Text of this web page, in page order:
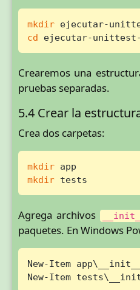
mkdir
cd ejecutar-unittest-
Crearemos una
pruebas separadas.
5.4 Crear la
Crea dos carpetas:
mkdir
mkdir tests
Agrega archivos
paquetes. En Windows
New-Item
New-Item